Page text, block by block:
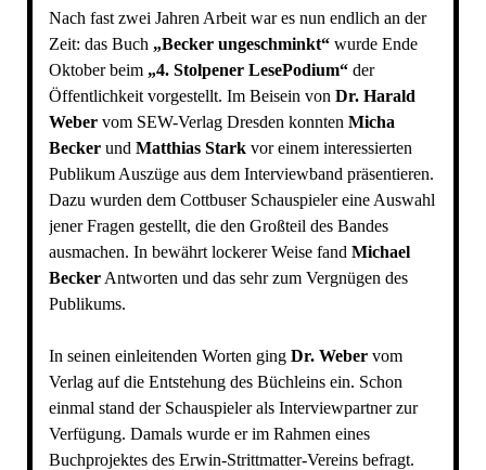
Nach fast zwei Jahren Arbeit war es nun endlich an der
Zeit: das Buch „Becker ungeschminkt“wurde Ende
Oktober beim „4. Stolpener LesePodium“der
Öffentlichkeit vorgestellt. Im Beisein von Dr. Harald
Webervom SEW-Verlag Dresden konnten Micha
Beckerund Matthias Starkvor einem interessierten
Publikum Auszüge aus dem Interviewband präsentieren.
Dazu wurden dem Cottbuser Schauspieler eine Auswahl
jener Fragen gestellt, die den Großteil des Bandes
ausmachen. In bewährt lockerer Weise fand Michael
BeckerAntworten und das sehr zum Vergnügen des
Publikums.
In seinen einleitenden Worten ging Dr. Webervom
Verlag auf die Entstehung des Büchleins ein. Schon
einmal stand der Schauspieler als Interviewpartner zur
Verfügung. Damals wurde er im Rahmen eines
Buchprojektes des Erwin-Strittmatter-Vereins befragt.